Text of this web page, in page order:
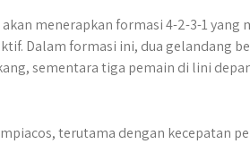
menerapkan formasi 4-2-3-1 yang
Dalam formasi ini, dua gelandang
sementara tiga pemain di lini
terutama dengan kecepatan